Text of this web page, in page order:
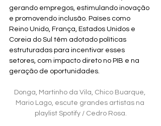
gerando empregos, estimulando inovação
e promovendo inclusão. Países como
Reino Unido, França, Estados Unidos e
Coreia do Sul têm adotado políticas
estruturadas para incentivar esses
setores, com impacto direto no PIB e na
geração de oportunidades.
Donga, Martinho da Vila, Chico Buarque,
Mario Lago, escute grandes artistas na
playlist Spotify / Cedro Rosa.